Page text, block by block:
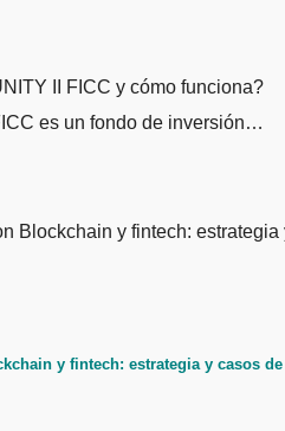
II FICC y cómo funciona?
es un fondo de inversión…
y fintech: estrategia y casos de